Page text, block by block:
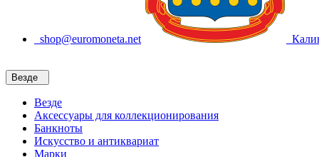
shop@euromoneta.net
Везде
Везде
Аксессуары для коллекционирования
Банкноты
Искусство и антиквариат
Марки